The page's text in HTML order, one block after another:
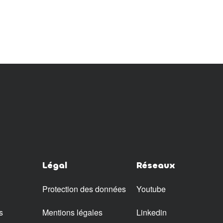
Légal
Protection des données
Mentions légales
Réseaux
Youtube
Linkedin